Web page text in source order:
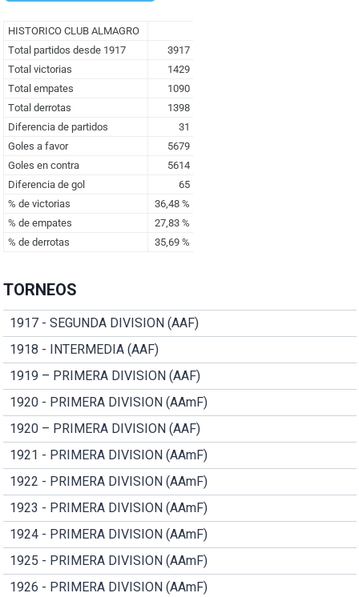
TORNEOS
1917 - SEGUNDA DIVISION (AAF)
1918 - INTERMEDIA (AAF)
1919 – PRIMERA DIVISION (AAF)
1920 - PRIMERA DIVISION (AAmF)
1920 – PRIMERA DIVISION (AAF)
1921 - PRIMERA DIVISION (AAmF)
1922 - PRIMERA DIVISION (AAmF)
1923 - PRIMERA DIVISION (AAmF)
1924 - PRIMERA DIVISION (AAmF)
1925 - PRIMERA DIVISION (AAmF)
1926 - PRIMERA DIVISION (AAmF)